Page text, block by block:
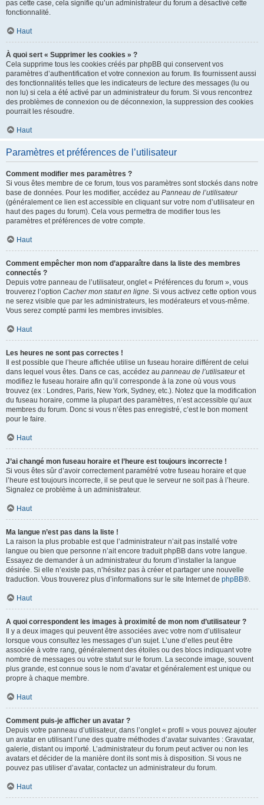
pas cette case, cela signifie qu’un administrateur du forum a désactivé cette
fonctionnalité.
Haut
À quoi sert « Supprimer les cookies » ?
Cela supprime tous les cookies créés par phpBB qui conservent vos
paramètres d’authentification et votre connexion au forum. Ils fournissent aussi
des fonctionnalités telles que les indicateurs de lecture des messages (lu ou
non lu) si cela a été activé par un administrateur du forum. Si vous rencontrez
des problèmes de connexion ou de déconnexion, la suppression des cookies
pourrait les résoudre.
Haut
Paramètres et préférences de l’utilisateur
Comment modifier mes paramètres ?
Si vous êtes membre de ce forum, tous vos paramètres sont stockés dans notre
base de données. Pour les modifier, accédez au Panneau de l’utilisateur
(généralement ce lien est accessible en cliquant sur votre nom d’utilisateur en
haut des pages du forum). Cela vous permettra de modifier tous les
paramètres et préférences de votre compte.
Haut
Comment empêcher mon nom d’apparaître dans la liste des membres
connectés ?
Depuis votre panneau de l’utilisateur, onglet « Préférences du forum », vous
trouverez l’option Cacher mon statut en ligne . Si vous activez cette option vous
ne serez visible que par les administrateurs, les modérateurs et vous-même.
Vous serez compté parmi les membres invisibles.
Haut
Les heures ne sont pas correctes !
Il est possible que l’heure affichée utilise un fuseau horaire différent de celui
dans lequel vous êtes. Dans ce cas, accédez au panneau de l’utilisateuret
modifiez le fuseau horaire afin qu’il corresponde à la zone où vous vous
trouvez (ex : Londres, Paris, New York, Sydney, etc.). Notez que la modification
du fuseau horaire, comme la plupart des paramètres, n’est accessible qu’aux
membres du forum. Donc si vous n’êtes pas enregistré, c’est le bon moment
pour le faire.
Haut
J’ai changé mon fuseau horaire et l’heure est toujours incorrecte !
Si vous êtes sûr d’avoir correctement paramétré votre fuseau horaire et que
l’heure est toujours incorrecte, il se peut que le serveur ne soit pas à l’heure.
Signalez ce problème à un administrateur.
Haut
Ma langue n’est pas dans la liste !
La raison la plus probable est que l’administrateur n’ait pas installé votre
langue ou bien que personne n’ait encore traduit phpBB dans votre langue.
Essayez de demander à un administrateur du forum d’installer la langue
désirée. Si elle n’existe pas, n’hésitez pas à créer et partager une nouvelle
traduction. Vous trouverez plus d’informations sur le site Internet de phpBB®.
Haut
A quoi correspondent les images à proximité de mon nom d’utilisateur ?
Il y a deux images qui peuvent être associées avec votre nom d’utilisateur
lorsque vous consultez les messages d’un sujet. L’une d’elles peut être
associée à votre rang, généralement des étoiles ou des blocs indiquant votre
nombre de messages ou votre statut sur le forum. La seconde image, souvent
plus grande, est connue sous le nom d’avatar et généralement est unique ou
propre à chaque membre.
Haut
Comment puis-je afficher un avatar ?
Depuis votre panneau d’utilisateur, dans l’onglet « profil » vous pouvez ajouter
un avatar en utilisant l’une des quatre méthodes d’avatar suivantes : Gravatar,
galerie, distant ou importé. L’administrateur du forum peut activer ou non les
avatars et décider de la manière dont ils sont mis à disposition. Si vous ne
pouvez pas utiliser d’avatar, contactez un administrateur du forum.
Haut